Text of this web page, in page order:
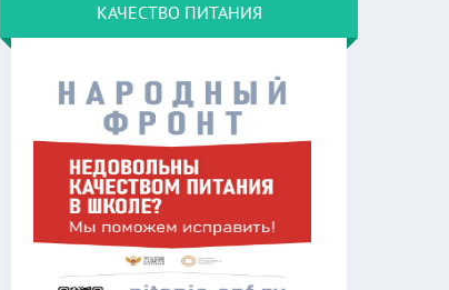
КАЧЕСТВО ПИТАНИЯ